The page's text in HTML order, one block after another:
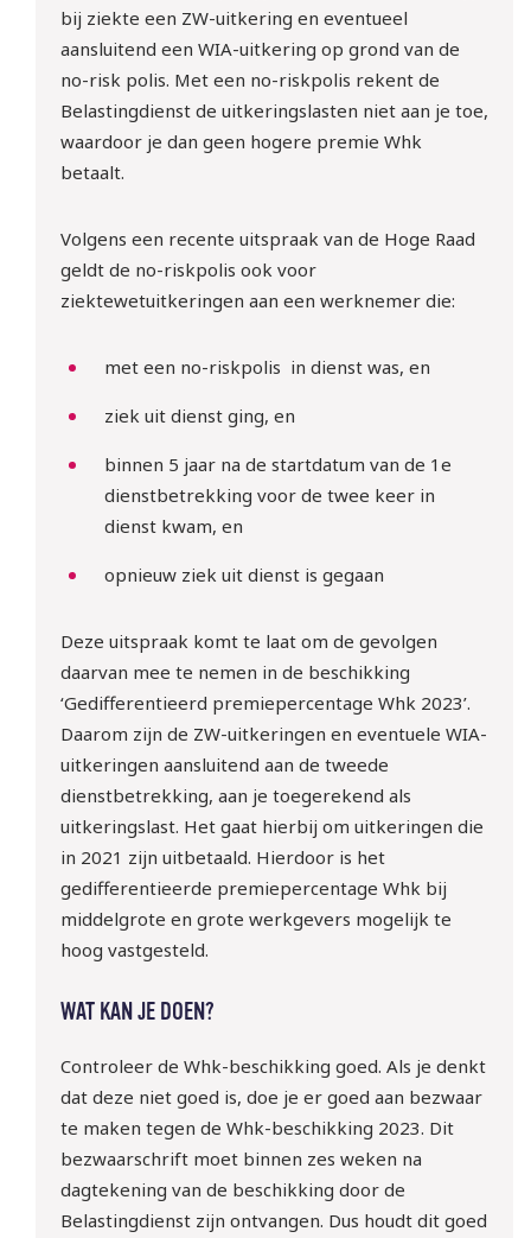
bij ziekte een ZW-uitkering en eventueel
aansluitend een WIA-uitkering op grond van de
no-risk polis. Met een no-riskpolis rekent de
Belastingdienst de uitkeringslasten niet aan je toe,
waardoor je dan geen hogere premie Whk
betaalt.
Volgens een recente uitspraak van de Hoge Raad
geldt de no-riskpolis ook voor
ziektewetuitkeringen aan een werknemer die:
met een no-riskpolis in dienst was, en
ziek uit dienst ging, en
binnen 5 jaar na de startdatum van de 1e
dienstbetrekking voor de twee keer in
dienst kwam, en
opnieuw ziek uit dienst is gegaan
Deze uitspraak komt te laat om de gevolgen
daarvan mee te nemen in de beschikking
‘Gedifferentieerd premiepercentage Whk 2023’.
Daarom zijn de ZW-uitkeringen en eventuele WIA-
uitkeringen aansluitend aan de tweede
dienstbetrekking, aan je toegerekend als
uitkeringslast. Het gaat hierbij om uitkeringen die
in 2021 zijn uitbetaald. Hierdoor is het
gedifferentieerde premiepercentage Whk bij
middelgrote en grote werkgevers mogelijk te
hoog vastgesteld.
WAT KAN JE DOEN?
Controleer de Whk-beschikking goed. Als je denkt
dat deze niet goed is, doe je er goed aan bezwaar
te maken tegen de Whk-beschikking 2023. Dit
bezwaarschrift moet binnen zes weken na
dagtekening van de beschikking door de
Belastingdienst zijn ontvangen. Dus houdt dit goed
10 sept | Webinar: ‘WTTA:
ben jij klaar voor de nieuwe
regels rondom het inlenen
van arbeidskrachten?
Meld je gratis aan!